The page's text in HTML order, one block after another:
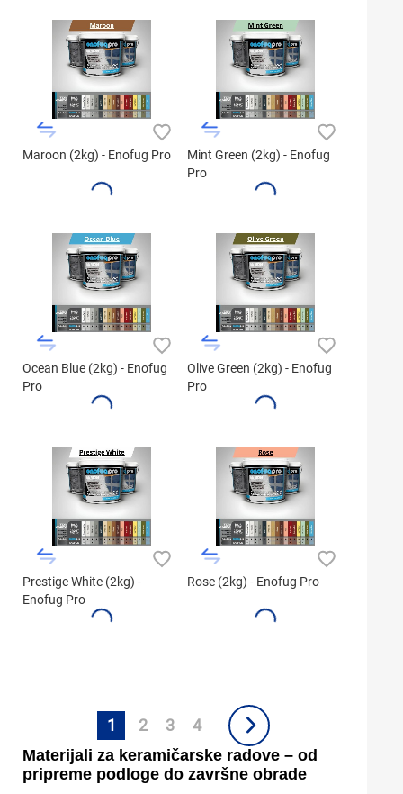
Maroon (2kg) - Enofug Pro
Mint Green (2kg) - Enofug
Pro
Ocean Blue (2kg) - Enofug
Pro
Olive Green (2kg) - Enofug
Pro
Prestige White (2kg) -
Enofug Pro
Rose (2kg) - Enofug Pro
1 2 3 4
Materijali za keramičarske radove – od
pripreme podloge do završne obrade